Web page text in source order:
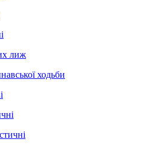
лиж
ходьби